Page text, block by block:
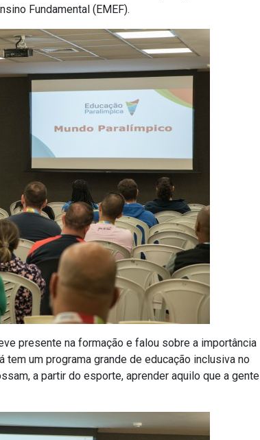
Fundamental (EMEF).
presente na formação e falou sobre a importância
um programa grande de educação inclusiva no
a partir do esporte, aprender aquilo que a gente